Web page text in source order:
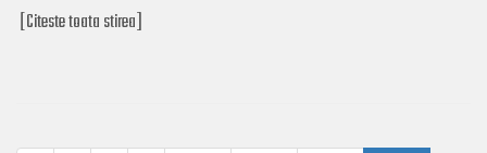
[Citeste toata stirea]